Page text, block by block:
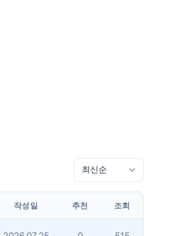
작성일 추천 조회